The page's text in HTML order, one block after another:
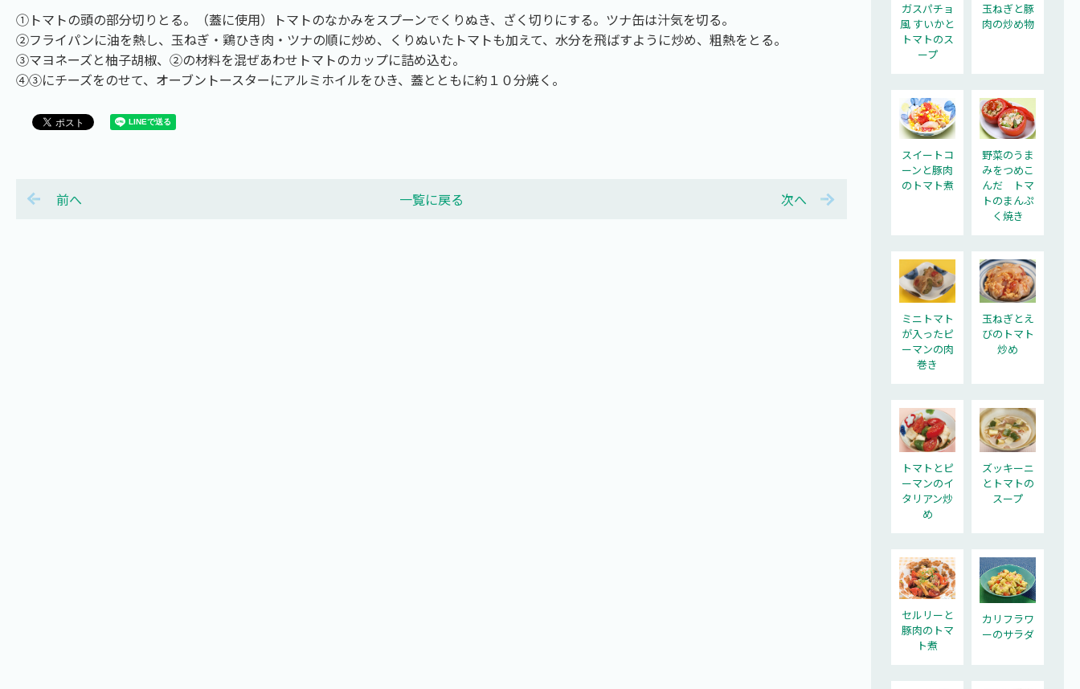
①トマトの頭の部分切りとる。（蓋に使用）トマトのなかみをスプーンでくりぬき、ざく切りにする。ツナ缶は汁気を切る。
②フライパンに油を熱し、玉ねぎ・鶏ひき肉・ツナの順に炒め、くりぬいたトマトも加えて、水分を飛ばすように炒め、粗熱をとる。
③マヨネーズと柚子胡椒、②の材料を混ぜあわせトマトのカップに詰め込む。
④③にチーズをのせて、オーブントースターにアルミホイルをひき、蓋とともに約１０分焼く。
前へ 一覧に戻る 次へ
ガスパチョ
風 すいかと
トマトのス
ープ
玉ねぎと豚
肉の炒め物
スイートコ
ーンと豚肉
のトマト煮
野菜のうま
みをつめこ
んだ トマ
トのまんぷ
く焼き
ミニトマト
が入ったピ
ーマンの肉
巻き
玉ねぎとえ
びのトマト
炒め
トマトとピ
ーマンのイ
タリアン炒
め
ズッキーニ
とトマトの
スープ
セルリーと
豚肉のトマ
ト煮
カリフラワ
ーのサラダ